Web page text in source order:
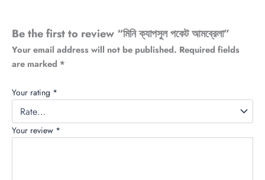
Be the first to review “মিনি ক্যাপসুল পকেট আমব্রেলা”
Your email address will not be published. Required fields
are marked *
Your rating *
Your review *